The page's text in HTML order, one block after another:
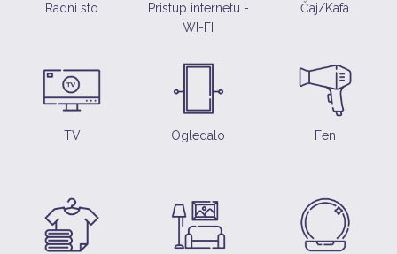
Radni sto
Pristup internetu -
WI-FI
Čaj/Kafa
TV Ogledalo Fen